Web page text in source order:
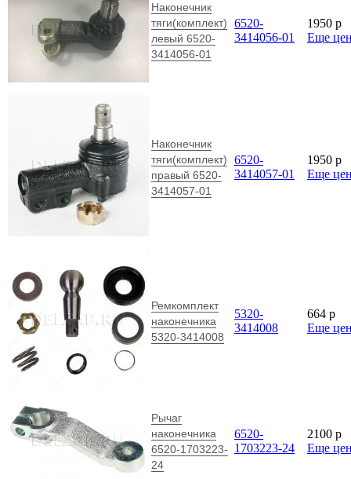
Наконечник
тяги(комплект)
левый 6520-
3414056-01
6520-
3414056-01
1950 p
Еще
Наконечник
тяги(комплект)
правый 6520-
3414057-01
6520-
3414057-01
1950 p
Еще
Ремкомплект
наконечника
5320-3414008
5320-
3414008
664 p
Еще
Рычаг
наконечника
6520-1703223-
24
6520-
1703223-24
2100 p
Еще